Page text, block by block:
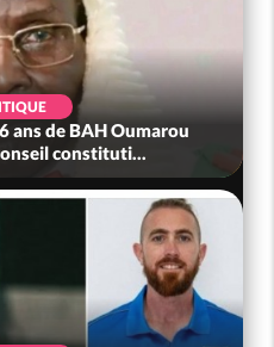
ans de BAH Oumarou
constituti...